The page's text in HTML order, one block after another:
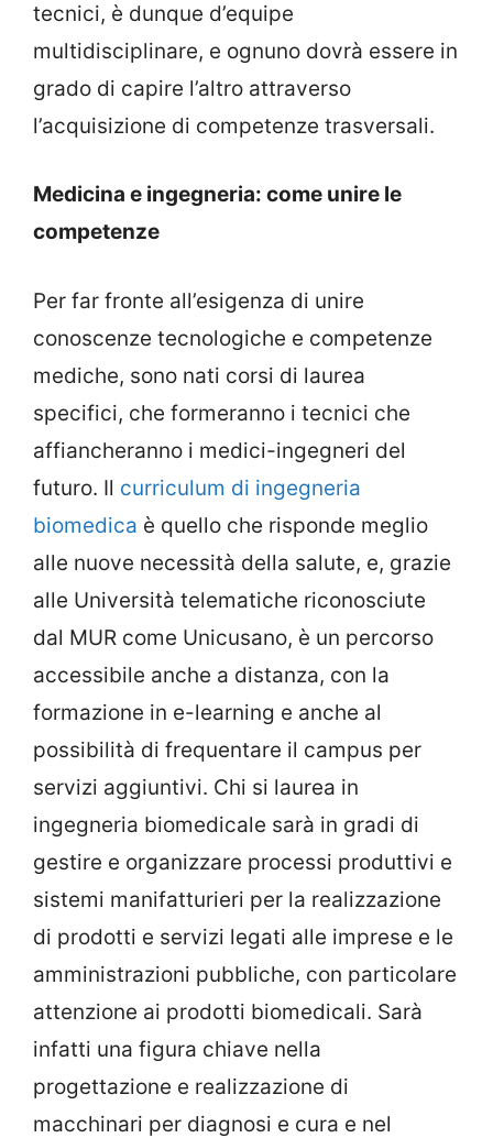
tecnici, è dunque d’equipe
multidisciplinare, e ognuno dovrà essere in
grado di capire l’altro attraverso
l’acquisizione di competenze trasversali.
Medicina e ingegneria: come unire le
competenze
Per far fronte all’esigenza di unire
conoscenze tecnologiche e competenze
mediche, sono nati corsi di laurea
specifici, che formeranno i tecnici che
affiancheranno i medici-ingegneri del
futuro. Il curriculum di ingegneria
biomedica è quello che risponde meglio
alle nuove necessità della salute, e, grazie
alle Università telematiche riconosciute
dal MUR come Unicusano, è un percorso
accessibile anche a distanza, con la
formazione in e-learning e anche al
possibilità di frequentare il campus per
servizi aggiuntivi. Chi si laurea in
ingegneria biomedicale sarà in gradi di
gestire e organizzare processi produttivi e
sistemi manifatturieri per la realizzazione
di prodotti e servizi legati alle imprese e le
amministrazioni pubbliche, con particolare
attenzione ai prodotti biomedicali. Sarà
infatti una figura chiave nella
progettazione e realizzazione di
macchinari per diagnosi e cura e nel